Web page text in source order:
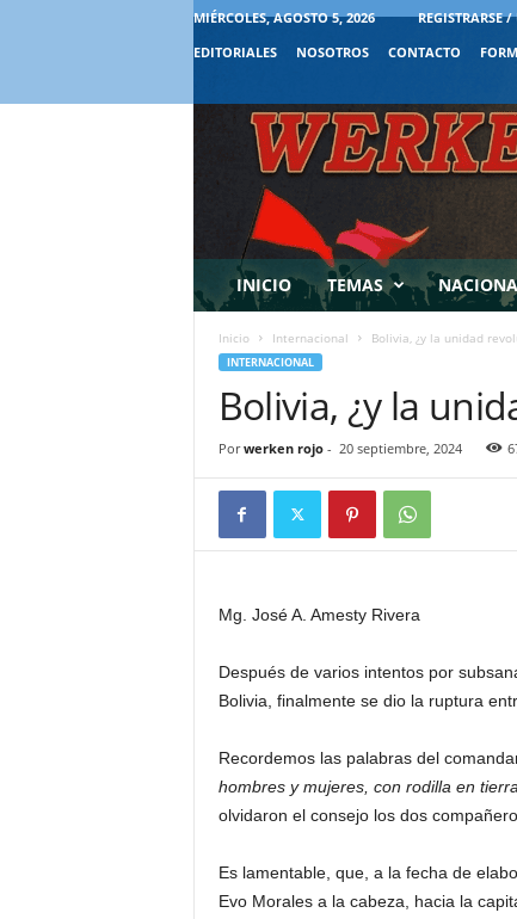
MIÉRCOLES, AGOSTO 5, 2026
REGISTRARSE /
EDITORIALES
NOSOTROS CONTACTO
INICIO TEMAS
Inicio Internacional Bolivia, ¿y la unidad
INTERNACIONAL
Bolivia, ¿y la
Por werken rojo- 20 septiembre, 2024
Mg. José A. Amesty Rivera
Después de varios intentos por
Bolivia, finalmente se dio la ruptura
Recordemos las palabras del
hombres y mujeres, con rodilla en
olvidaron el consejo los dos
Es lamentable, que, a la fecha de
Evo Morales a la cabeza, hacia la